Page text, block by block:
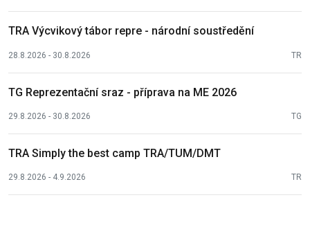
TRA Výcvikový tábor repre - národní soustředění
28.8.2026 - 30.8.2026 TR
TG Reprezentační sraz - příprava na ME 2026
29.8.2026 - 30.8.2026 TG
TRA Simply the best camp TRA/TUM/DMT
29.8.2026 - 4.9.2026 TR